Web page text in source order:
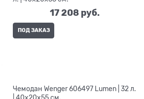
17 208 руб.
ПОД ЗАКАЗ
Чемодан Wenger 606497 Lumen | 32 л.